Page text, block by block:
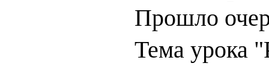
Прошло
Тема урока